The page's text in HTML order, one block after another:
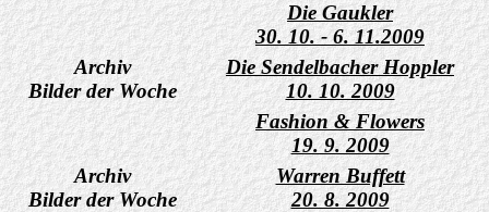
Die Gaukler
30. 10. - 6. 11.2009
Archiv
Bilder der Woche
Die Sendelbacher Hoppler
10. 10. 2009
Fashion & Flowers
19. 9. 2009
Archiv
Bilder der Woche
Warren Buffett
20. 8. 2009